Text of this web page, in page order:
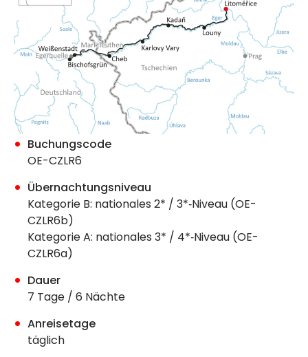
Buchungscode
OE-CZLR6
Übernachtungsniveau
Kategorie B: nationales 2* / 3*‐Niveau (OE-
CZLR6b)
Kategorie A: nationales 3* / 4*‐Niveau (OE-
CZLR6a)
Dauer
7 Tage / 6 Nächte
Anreisetage
täglich